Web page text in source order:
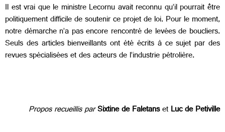
Il est vrai que le ministre Lecornu avait reconnu qu’il pourrait être
politiquement difficile de soutenir ce projet de loi. Pour le moment,
notre démarche n’a pas encore rencontré de levées de boucliers.
Seuls des articles bienveillants ont été écrits à ce sujet par des
revues spécialisées et des acteurs de l’industrie pétrolière.
Propos recueillis parSixtine de FaletansetLuc de Petiville